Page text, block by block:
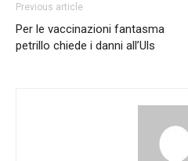
Previous article
Per le vaccinazioni fantasma
petrillo chiede i danni all’Uls